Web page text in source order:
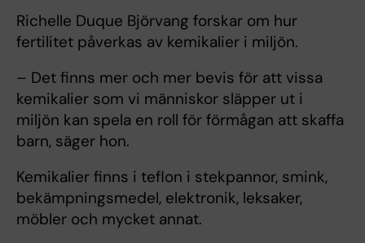
Richelle Duque Björvang forskar om hur
fertilitet påverkas av kemikalier i miljön.
– Det finns mer och mer bevis för att vissa
kemikalier som vi människor släpper ut i
miljön kan spela en roll för förmågan att skaffa
barn, säger hon.
Kemikalier finns i teflon i stekpannor, smink,
bekämpningsmedel, elektronik, leksaker,
möbler och mycket annat.